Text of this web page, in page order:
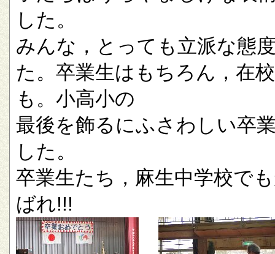
した。
みんな，とっても立派な態
た。卒業生はもちろん，在
も。小高小の
最後を飾るにふさわしい卒
した。
卒業生たち，麻生中学校で
ばれ!!!